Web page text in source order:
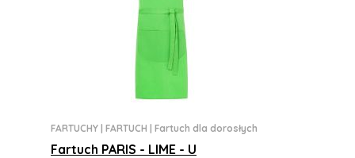
FARTUCHY FARTUCH Fartuch dla dorosłych
Fartuch PARIS - LIME - U